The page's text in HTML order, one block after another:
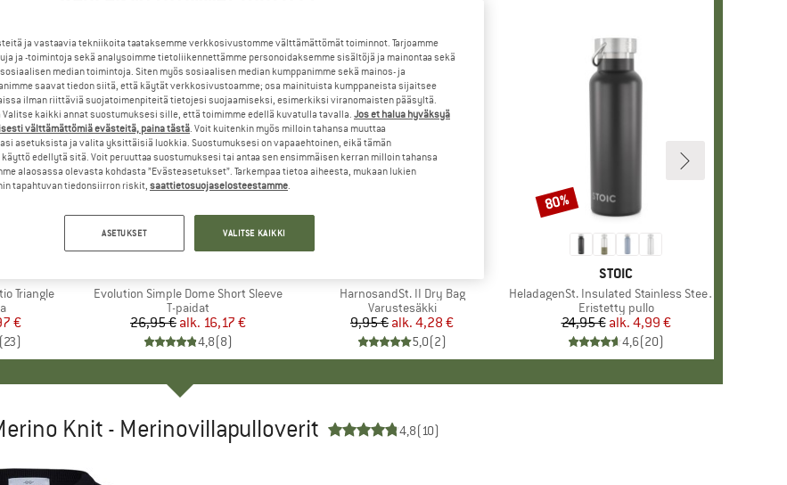
Triangle
hinta
€
(23)
Tuote
Evolution Simple Dome Short Sleeve
Tuoteryhmä
T-paidat
Hinta
26,95 € Alennettu hinta
alk. 16,17 €
4,8(8)
jopa 40%
Tuote
HarnosandSt. II Dry Bag
Tuoteryhmä
Varustesäkki
Hinta
9,95 € Alennettu hinta
alk. 4,28 €
5,0(2)
MERKKI
STOIC
Tuote
HeladagenSt. Insulated Stainless Steel Bottle 500
Tuoteryhmä
Eristetty pullo
Hinta
24,95 € Alennettu hinta
alk. 4,99 €
4,6(20)
Alennus
80%
Knit - Merinovillapulloverit 4,8(10)
ja vastaavia tekniikoita taataksemme verkkosivustomme välttämättömät toiminnot. Tarjoamme
ja -toimintoja sekä analysoimme tietoliikennettämme personoidaksemme sisältöjä ja mainontaa sekä
median toimintoja. Siten myös sosiaalisen median kumppanimme sekä mainos- ja
saavat tiedon siitä, että käytät verkkosivustoamme; osa mainituista kumppaneista sijaitsee
ilman riittäviä suojatoimenpiteitä tietojesi suojaamiseksi, esimerkiksi viranomaisten pääsyltä.
Valitse kaikki annat suostumuksesi sille, että toimimme edellä kuvatulla tavalla. Jos et halua hyväksyä
välttämättömiä evästeitä, paina tästä. Voit kuitenkin myös milloin tahansa muuttaa
asetuksista ja valita yksittäisiä luokkia. Suostumuksesi on vapaaehtoinen, eikä tämän
edellytä sitä. Voit peruuttaa suostumuksesi tai antaa sen ensimmäisen kerran milloin tahansa
alaosassa olevasta kohdasta ”Evästeasetukset”. Tarkempaa tietoa aiheesta, mukaan lukien
tapahtuvan tiedonsiirron riskit, saattietosuojaselosteestamme.
ASETUKSET VALITSE KAIKKI